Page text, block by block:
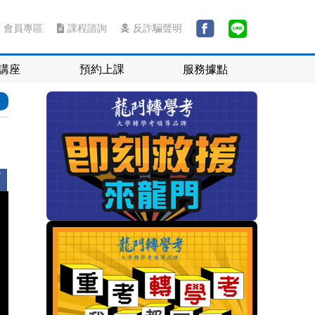
會員專區 課程諮詢 反詐騙聲明
座 預約上課 服務據點